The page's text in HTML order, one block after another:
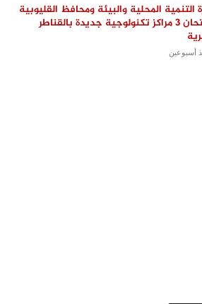
التنمية المحلية والبيئة ومحافظ القليوبية
يفتتحان 3 مراكز تكنولوجية جديدة بالقناطر
أسبوعين